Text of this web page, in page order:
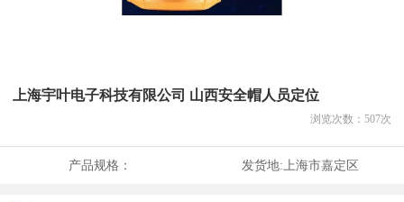
上海宇叶电子科技有限公司 山西安全帽人员定位
浏览次数： 507次
产品规格： 发货地:上海市嘉定区